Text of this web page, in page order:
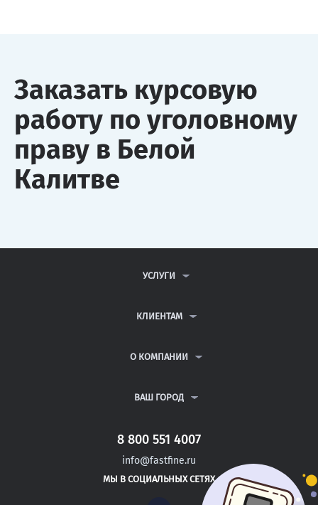
Заказать курсовую
работу по уголовному
праву в Белой
Калитве
УСЛУГИ
ДИПЛОМНЫЕ РАБОТЫ
РЕФЕРАТЫ
КЛИЕНТАМ
ВОПРОСЫ И ОТВЕТЫ
ПОЛИТИКА КОНФИДЕНЦИАЛЬНОСТИ
О КОМПАНИИ
КОНТАКТЫ
ВАШ ГОРОД
САНКТ-ПЕТЕРБУРГ
ЗЕЛЕНОГОРСК
КОЛА
8 800 551 4007
info@fastfine.ru
МЫ В СОЦИАЛЬНЫХ СЕТЯХ